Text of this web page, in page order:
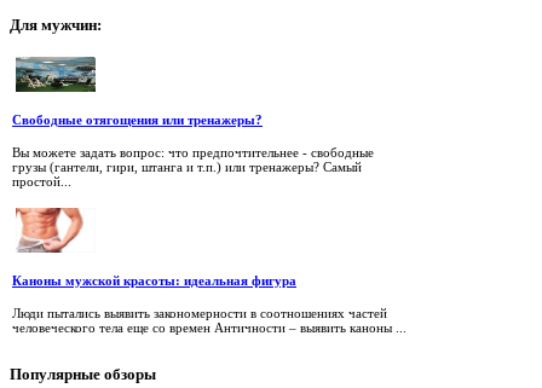
Для мужчин:
Свободные отягощения или тренажеры?
Вы можете задать вопрос: что предпочтительнее - свободные
грузы (гантели, гири, штанга и т.п.) или тренажеры? Самый
простой...
Каноны мужской красоты: идеальная фигура
Люди пытались выявить закономерности в соотношениях частей
человеческого тела еще со времен Античности – выявить каноны ...
Популярные обзоры